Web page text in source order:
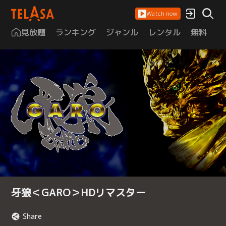
Watch now
見放題 ランキング ジャンル レンタル 無料
牙狼＜GARO＞HDリマスター
Share